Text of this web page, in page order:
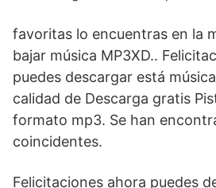
favoritas lo encuentras en la
bajar música MP3XD..
puedes descargar está
calidad de Descarga gratis
formato mp3. Se han
coincidentes.
Felicitaciones ahora puedes